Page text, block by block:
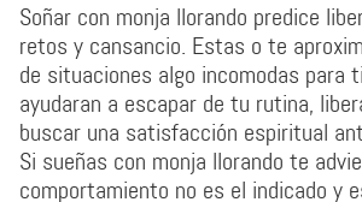
Soñar con monja llorando predice
retos y cansancio. Estas o te
de situaciones algo incomodas para
ayudaran a escapar de tu rutina,
buscar una satisfacción espiritual
Si sueñas con monja llorando te
comportamiento no es el indicado y